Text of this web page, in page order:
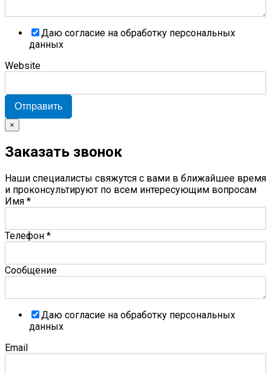
Даю согласие на обработку персональных
данных
Website
Отправить
×
Заказать звонок
Наши специалисты свяжутся с вами в ближайшее время
и проконсультируют по всем интересующим вопросам
Имя *
Телефон *
Сообщение
Даю согласие на обработку персональных
данных
Email